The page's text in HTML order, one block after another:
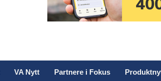
VA Nytt Partnere i Fokus